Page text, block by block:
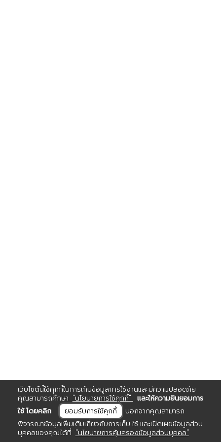
เว็บไซต์นี้ใช้คุกกี้ในการเก็บข้อมูลการใช้งานและมีความปลอดภัย
คุณสามารถศึกษา "นโยบายการใช้คุกกี้"
และให้ความยินยอมการ
ใช้ โดยคลิก
ยอมรับการใช้คุกกี้
นอกจากคุณสามารถ
พิจารณาข้อมูลเพิ่มเติมเกี่ยวกับการเก็บ ใช้ และเปิดเผยข้อมูลส่วน
บุคคลของคุณได้ที่ "นโยบายการคุ้มครองข้อมูลส่วนบุคคล"